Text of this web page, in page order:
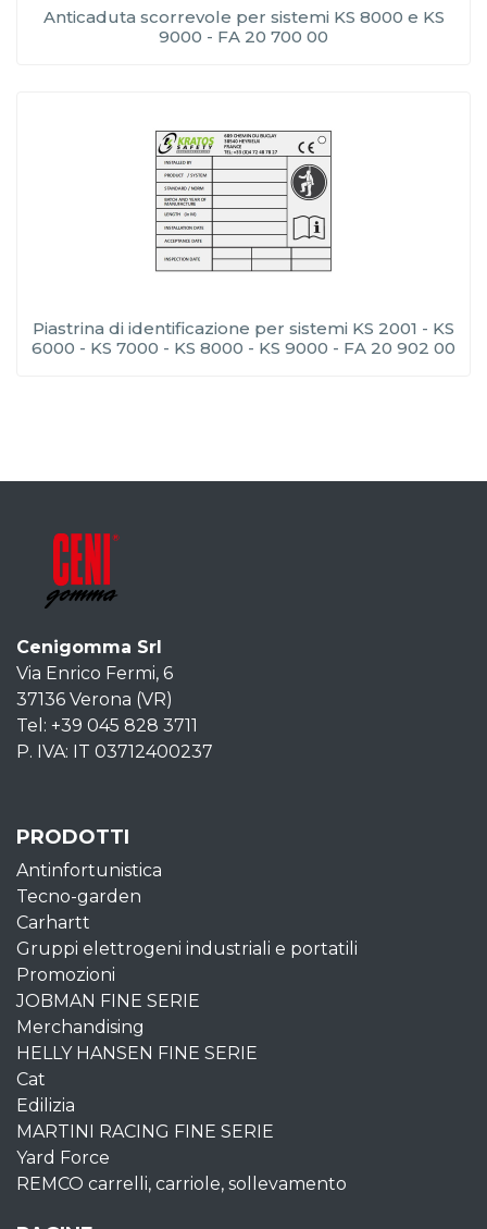
Anticaduta scorrevole per sistemi KS 8000 e KS
9000 - FA 20 700 00
Piastrina di identificazione per sistemi KS 2001 - KS
6000 - KS 7000 - KS 8000 - KS 9000 - FA 20 902 00
Cenigomma Srl
Via Enrico Fermi, 6
37136 Verona (VR)
Tel: +39 045 828 3711
P. IVA: IT 03712400237
PRODOTTI
Antinfortunistica
Tecno-garden
Carhartt
Gruppi elettrogeni industriali e portatili
Promozioni
JOBMAN FINE SERIE
Merchandising
HELLY HANSEN FINE SERIE
Cat
Edilizia
MARTINI RACING FINE SERIE
Yard Force
REMCO carrelli, carriole, sollevamento